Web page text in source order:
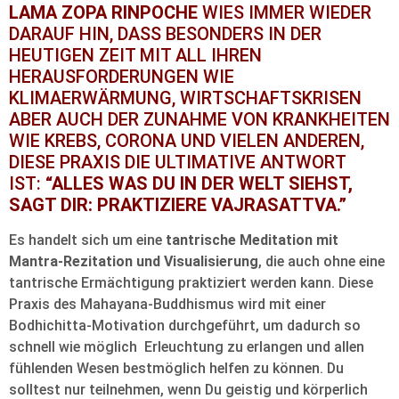
LAMA ZOPA RINPOCHE WIES IMMER WIEDER
DARAUF HIN, DASS BESONDERS IN DER
HEUTIGEN ZEIT MIT ALL IHREN
HERAUSFORDERUNGEN WIE
KLIMAERWÄRMUNG, WIRTSCHAFTSKRISEN
ABER AUCH DER ZUNAHME VON KRANKHEITEN
WIE KREBS, CORONA UND VIELEN ANDEREN,
DIESE PRAXIS DIE ULTIMATIVE ANTWORT
IST: “ALLES WAS DU IN DER WELT SIEHST,
SAGT DIR: PRAKTIZIERE VAJRASATTVA.”
Es handelt sich um eine tantrische Meditation mit
Mantra-Rezitation und Visualisierung, die auch ohne eine
tantrische Ermächtigung praktiziert werden kann. Diese
Praxis des Mahayana-Buddhismus wird mit einer
Bodhichitta-Motivation durchgeführt, um dadurch so
schnell wie möglich Erleuchtung zu erlangen und allen
fühlenden Wesen bestmöglich helfen zu können. Du
solltest nur teilnehmen, wenn Du geistig und körperlich